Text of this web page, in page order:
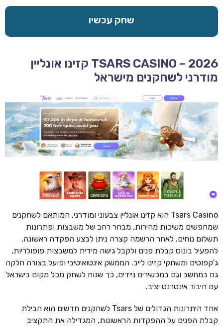
שחק עכשיו
TSARS CASINO – 2026 קזינו אונליין
מודרני לשחקנים מישראל
Tsars Casino הוא קזינו אונליין צבעוני ומודרני, המותאם לשחקנים
שמחפשים משיכות מהירות, מבחר רחב של משבצות ופתרונות
תשלום נוחים. לאחר הרשמה קצרה ניתן לבצע הפקדה ראשונה,
להפעיל בונוס קבלת פנים ולקבל גישה מידית למשבצות פופולריות,
ג'קפוטים ומשחקי קזינו לייב. הממשק אינטואיטיבי ופועל בצורה חלקה
גם במחשב וגם במכשירים ניידים, כך שנוח לשחק מכל מקום בישראל
עם חיבור אינטרנט יציב.
אחד היתרונות הגדולים של Tsars לשחקנים חדשים הוא חבילת
קבלת הפנים על ההפקדות הראשונות, המגדילה את התקציב